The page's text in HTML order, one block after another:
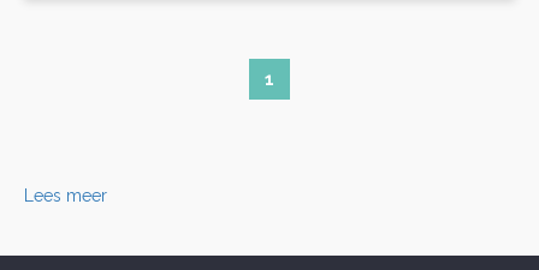
1
Lees meer